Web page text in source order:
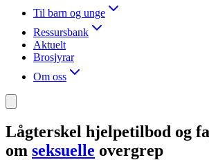
Til barn og unge
Ressursbank
Aktuelt
Brosjyrar
Om oss
Lågterskel hjelpetilbod og
om seksuelle overgrep